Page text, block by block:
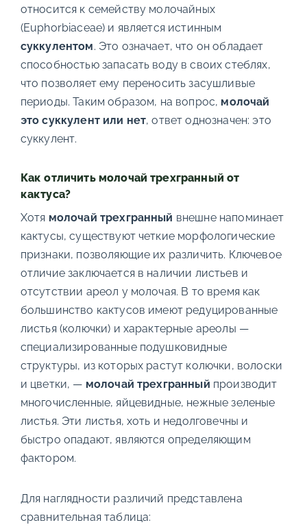
относится к семейству молочайных
(Euphorbiaceae) и является истинным
суккулентом. Это означает, что он обладает
способностью запасать воду в своих стеблях,
что позволяет ему переносить засушливые
периоды. Таким образом, на вопрос, молочай
это суккулент или нет, ответ однозначен: это
суккулент.
Как отличить молочай трехгранный от
кактуса?
Хотя молочай трехгранный внешне напоминает
кактусы, существуют четкие морфологические
признаки, позволяющие их различить. Ключевое
отличие заключается в наличии листьев и
отсутствии ареол у молочая. В то время как
большинство кактусов имеют редуцированные
листья (колючки) и характерные ареолы —
специализированные подушковидные
структуры, из которых растут колючки, волоски
и цветки, — молочай трехгранный производит
многочисленные, яйцевидные, нежные зеленые
листья. Эти листья, хоть и недолговечны и
быстро опадают, являются определяющим
фактором.
Для наглядности различий представлена
сравнительная таблица: